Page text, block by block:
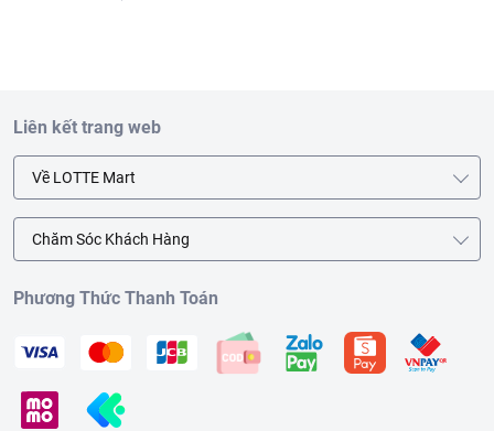
Liên kết trang web
Về LOTTE Mart
Chăm Sóc Khách Hàng
Phương Thức Thanh Toán